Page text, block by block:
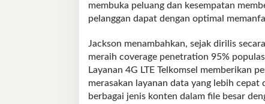
membuka peluang dan kesempatan
pelanggan dapat dengan optimal
Jackson menambahkan, sejak dirilis
meraih coverage penetration 95%
Layanan 4G LTE Telkomsel memberikan
merasakan layanan data yang lebih
berbagai jenis konten dalam file besar